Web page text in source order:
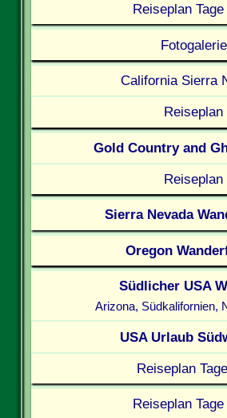
Reiseplan
Fotogalerie
California Sierra
Reiseplan
Gold Country and
Reiseplan
Sierra Nevada
Oregon
Südlicher USA
Arizona, Südkalifornien,
USA Urlaub
Reiseplan
Reiseplan